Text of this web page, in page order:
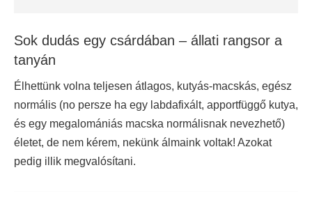
Sok dudás egy csárdában – állati rangsor a
tanyán
Élhettünk volna teljesen átlagos, kutyás-macskás, egész
normális (no persze ha egy labdafixált, apportfüggő kutya,
és egy megalomániás macska normálisnak nevezhető)
életet, de nem kérem, nekünk álmaink voltak! Azokat
pedig illik megvalósítani.